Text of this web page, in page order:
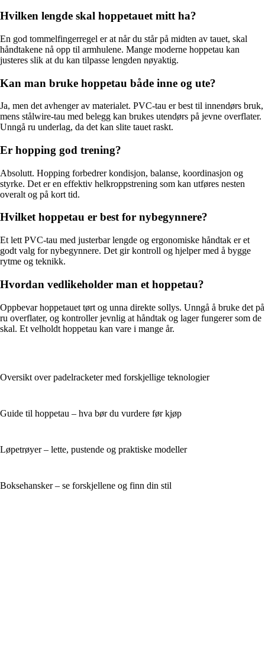
Hvilken lengde skal hoppe­tauet mitt ha?
En god tommelfingerregel er at når du står på midten av tauet, skal
håndtakene nå opp til armhulene. Mange moderne hoppe­tau kan
justeres slik at du kan tilpasse lengden nøyaktig.
Kan man bruke hoppe­tau både inne og ute?
Ja, men det avhenger av materialet. PVC-tau er best til innendørs bruk,
mens stålwire-tau med belegg kan brukes utendørs på jevne overflater.
Unngå ru underlag, da det kan slite tauet raskt.
Er hopping god trening?
Absolutt. Hopping forbedrer kondisjon, balanse, koordinasjon og
styrke. Det er en effektiv helkroppstrening som kan utføres nesten
overalt og på kort tid.
Hvilket hoppe­tau er best for nybegynnere?
Et lett PVC-tau med justerbar lengde og ergonomiske håndtak er et
godt valg for nybegynnere. Det gir kontroll og hjelper med å bygge
rytme og teknikk.
Hvordan vedlikeholder man et hoppe­tau?
Oppbevar hoppe­tauet tørt og unna direkte sollys. Unngå å bruke det på
ru overflater, og kontroller jevnlig at håndtak og lager fungerer som de
skal. Et velholdt hoppe­tau kan vare i mange år.
Oversikt over padelracketer med forskjellige teknologier
Guide til hoppetau – hva bør du vurdere før kjøp
Løpetrøyer – lette, pustende og praktiske modeller
Boksehansker – se forskjellene og finn din stil